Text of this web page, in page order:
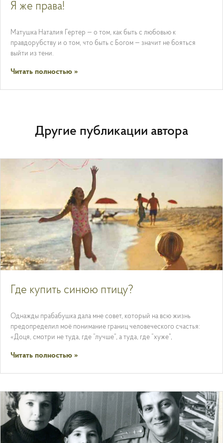
Я же права!
Матушка Наталия Гертер — о том, как быть с любовью к
правдорубству и о том, что быть с Богом — значит не бояться
выйти из тени.
Читать полностью »
Другие публикации автора
Где купить синюю птицу?
Однажды прабабушка дала мне совет, который на всю жизнь
предопределил моё понимание границ человеческого счастья:
«Доця, смотри не туда, где “лучше”, а туда, где “хуже”,
Читать полностью »